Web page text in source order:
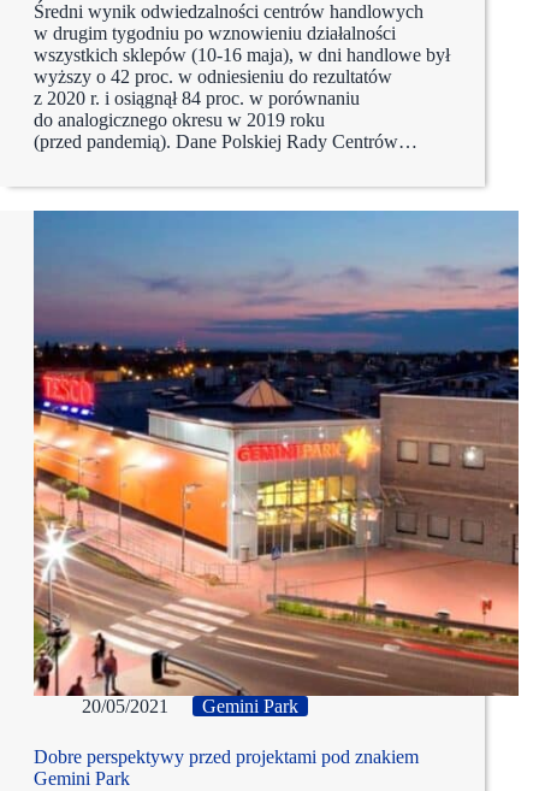
Średni wynik odwiedzalności centrów handlowych
w drugim tygodniu po wznowieniu działalności
wszystkich sklepów (10-16 maja), w dni handlowe był
wyższy o 42 proc. w odniesieniu do rezultatów
z 2020 r. i osiągnął 84 proc. w porównaniu
do analogicznego okresu w 2019 roku
(przed pandemią). Dane Polskiej Rady Centrów…
20/05/2021 Gemini Park
Dobre perspektywy przed projektami pod znakiem
Gemini Park